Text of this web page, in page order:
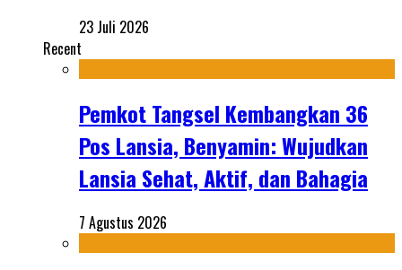
23 Juli 2026
Recent
Pemkot Tangsel Kembangkan 36
Pos Lansia, Benyamin: Wujudkan
Lansia Sehat, Aktif, dan Bahagia
7 Agustus 2026